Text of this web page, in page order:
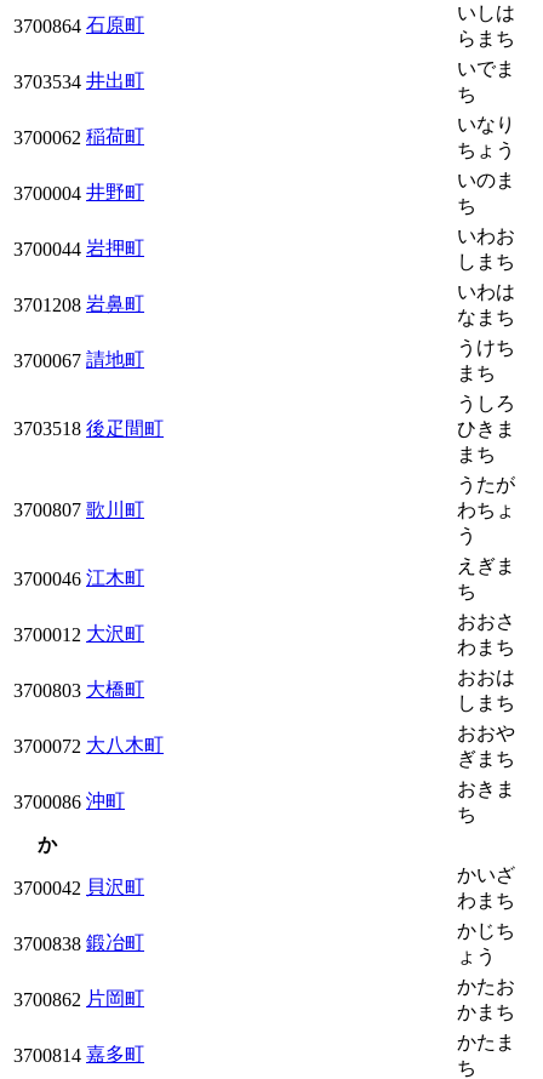
3700864 石原町
いしは
らまち
3703534 井出町
いでま
ち
3700062 稲荷町
いなり
ちょう
3700004 井野町
いのま
ち
3700044 岩押町
いわお
しまち
3701208 岩鼻町
いわは
なまち
3700067 請地町
うけち
まち
3703518 後疋間町
うしろ
ひきま
まち
3700807 歌川町
うたが
わちょ
う
3700046 江木町
えぎま
ち
3700012 大沢町
おおさ
わまち
3700803 大橋町
おおは
しまち
3700072 大八木町
おおや
ぎまち
3700086 沖町
おきま
ち
か
3700042 貝沢町
かいざ
わまち
3700838 鍛冶町
かじち
ょう
3700862 片岡町
かたお
かまち
3700814 嘉多町
かたま
ち